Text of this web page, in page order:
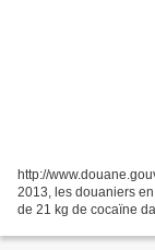
http://
2013, les douaniers
de 21 kg de cocaïne